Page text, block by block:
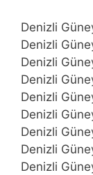
Denizli
Denizli
Denizli
Denizli
Denizli
Denizli
Denizli
Denizli
Denizli